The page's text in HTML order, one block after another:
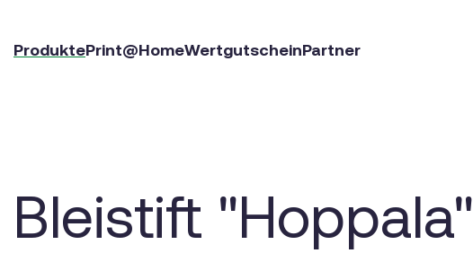
ProduktePrint@HomeWertgutscheinPartner
Bleistift "Hoppala"